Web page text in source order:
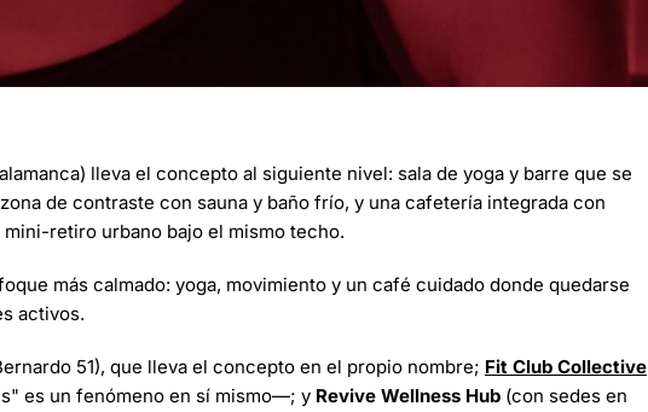
lleva el concepto al siguiente nivel: sala de yoga y barre que se
de contraste con sauna y baño frío, y una cafetería integrada con
retiro urbano bajo el mismo techo.
más calmado: yoga, movimiento y un café cuidado donde quedarse
activos.
51), que lleva el concepto en el propio nombre; Fit Club Collective
es un fenómeno en sí mismo—; y Revive Wellness Hub (con sedes en